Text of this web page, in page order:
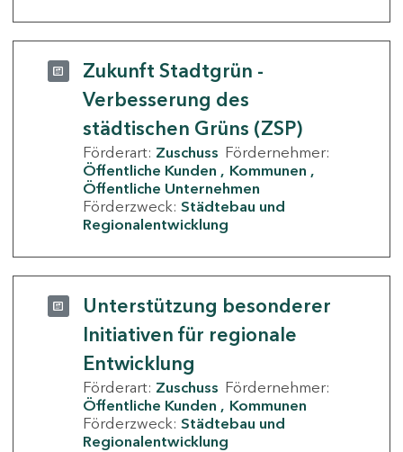
Zukunft Stadtgrün -
Verbesserung des
städtischen Grüns (ZSP)
Förderart: Zuschuss Fördernehmer:
Öffentliche Kunden
Kommunen
Öffentliche Unternehmen
Förderzweck: Städtebau und
Regionalentwicklung
Unterstützung besonderer
Initiativen für regionale
Entwicklung
Förderart: Zuschuss Fördernehmer:
Öffentliche Kunden
Kommunen
Förderzweck: Städtebau und
Regionalentwicklung